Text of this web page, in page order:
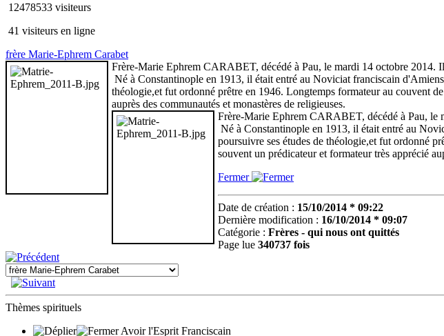
12478533 visiteurs
41 visiteurs en ligne
frère Marie-Ephrem Carabet
Frère-Marie Ephrem CARABET, décédé à Pau, le mardi 14 octobre 2014.
Né à Constantinople en 1913, il était entré au Noviciat franciscain
théologie,et fut ordonné prêtre en 1946. Longtemps formateur au couvent
auprès des communautés et monastères de religieuses.
Frère-Marie Ephrem CARABET, décédé à Pau, le
Né à Constantinople en 1913, il était entré au
poursuivre ses études de théologie,et fut ordonné
souvent un prédicateur et formateur très apprécié
Fermer
Date de création : 15/10/2014 * 09:22
Dernière modification : 16/10/2014 * 09:07
Catégorie : Frères - qui nous ont quittés
Page lue 340737 fois
Thèmes spirituels
Avoir l'Esprit Franciscain